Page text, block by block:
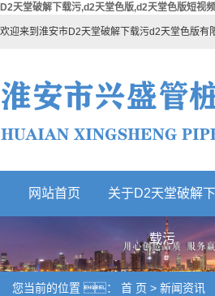
D2天堂破解下载污,d2天堂色版,d2天堂色版短视
欢迎来到淮安市D2天堂破解下载污d2天堂色版
网站首页 关于D2天堂破解下
载污
您当前的位置 ： 首 页 > 新闻资讯